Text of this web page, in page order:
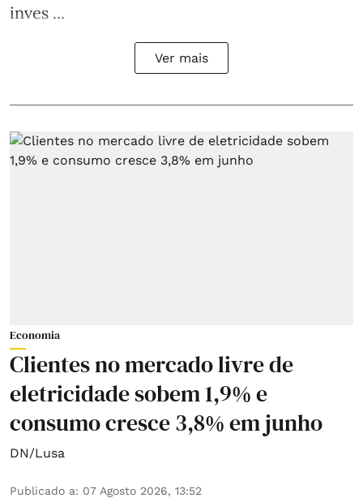
inves ...
Ver mais
Economia
Clientes no mercado livre de
eletricidade sobem 1,9% e
consumo cresce 3,8% em junho
DN/Lusa
Publicado a: 07 Agosto 2026, 13:52